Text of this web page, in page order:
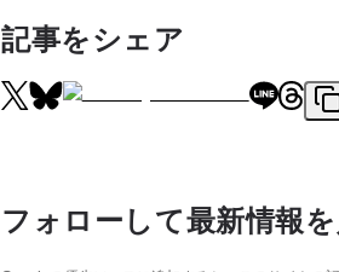
記事をシェア
フォローして最新情報